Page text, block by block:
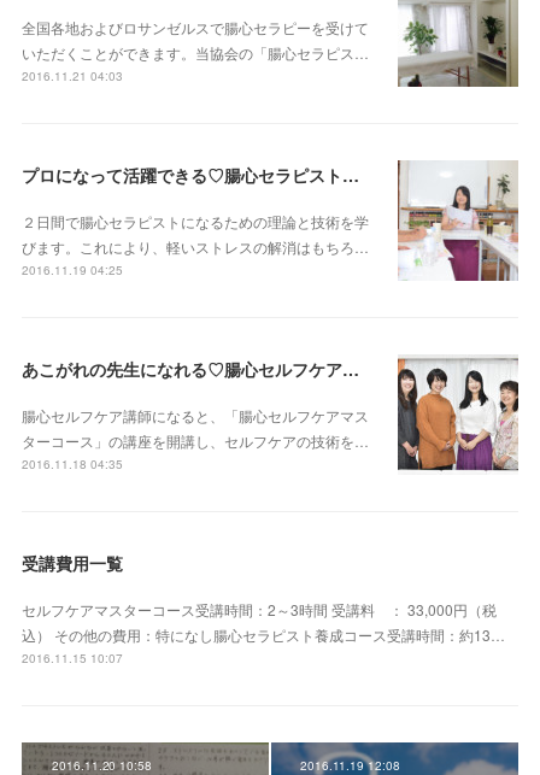
全国各地およびロサンゼルスで腸心セラピーを受けて
いただくことができます。当協会の「腸心セラピス…
2016.11.21 04:03
プロになって活躍できる♡腸心セラピスト養成コース
２日間で腸心セラピストになるための理論と技術を学
びます。これにより、軽いストレスの解消はもちろ…
2016.11.19 04:25
あこがれの先生になれる♡腸心セルフケア講師養成コース
腸心セルフケア講師になると、「腸心セルフケアマス
ターコース」の講座を開講し、セルフケアの技術を…
2016.11.18 04:35
受講費用一覧
セルフケアマスターコース受講時間：2～3時間 受講料 ： 33,000円（税
込） その他の費用：特になし腸心セラピスト養成コース受講時間：約13…
2016.11.15 10:07
2016.11.20 10:58 2016.11.19 12:08